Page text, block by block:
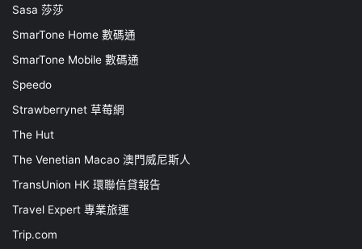
Sasa 莎莎
SmarTone Home 數碼通
SmarTone Mobile 數碼通
Speedo
Strawberrynet 草莓網
The Hut
The Venetian Macao 澳門威尼斯人
TransUnion HK 環聯信貸報告
Travel Expert 專業旅運
Trip.com